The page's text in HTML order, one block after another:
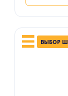
ВЫБОР